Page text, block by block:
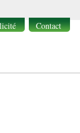
Contact